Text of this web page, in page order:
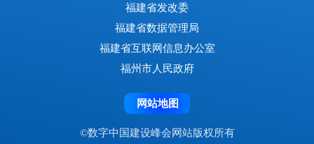
福建省发改委
福建省数据管理局
福建省互联网信息办公室
福州市人民政府
网站地图
©数字中国建设峰会网站版权所有